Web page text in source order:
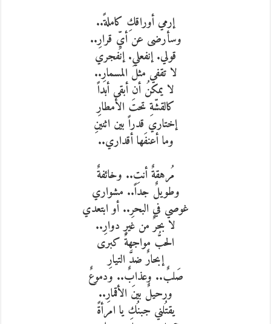
إرمي أوراقكِ كاملةً..
وسأرضى عن أيِّ قرارِ..
قولي. إنفعلي. إنفجري
لا تقفي مثلَ المسمارِ..
لا يمكنُ أن أبقى أبداً
كالقشّةِ تحتَ الأمطارِ
إختاري قدراً بين اثنينِ
وما أعنفَها أقداري..
مُرهقةٌ أنتِ.. وخائفةٌ
وطويلٌ جداً.. مشواري
غوصي في البحرِ.. أو ابتعدي
لا بحرٌ من غيرِ دوارِ..
الحبُّ مواجهةٌ كبرى
إبحارٌ ضدَّ التيارِ
صَلبٌ.. وعذابٌ.. ودموعٌ
ورحيلٌ بينَ الأقمارِ..
يقتُلني جبنُكِ يا امرأةً